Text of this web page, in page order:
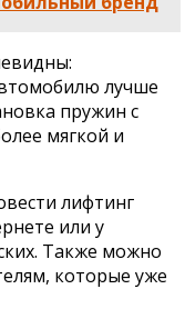
лучше
пружин с
мягкой и
лифтинг
или у
Также можно
которые уже